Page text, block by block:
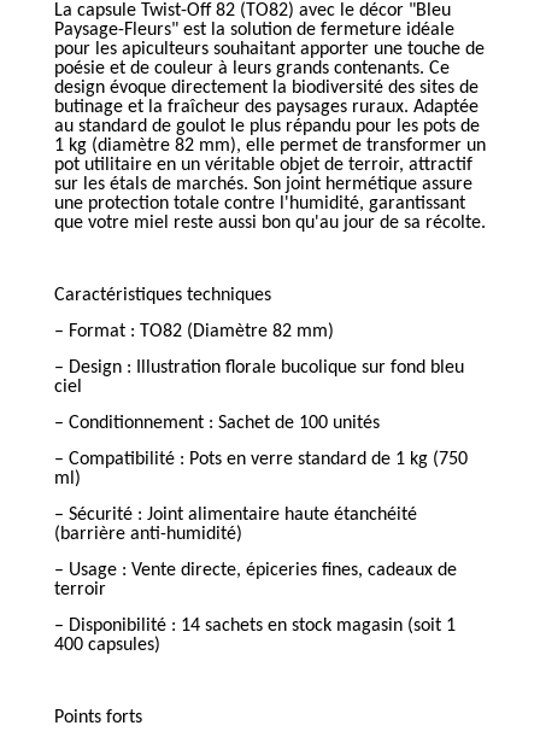
La capsule Twist-Off 82 (TO82) avec le décor "Bleu
Paysage-Fleurs" est la solution de fermeture idéale
pour les apiculteurs souhaitant apporter une touche de
poésie et de couleur à leurs grands contenants. Ce
design évoque directement la biodiversité des sites de
butinage et la fraîcheur des paysages ruraux. Adaptée
au standard de goulot le plus répandu pour les pots de
1 kg (diamètre 82 mm), elle permet de transformer un
pot utilitaire en un véritable objet de terroir, attractif
sur les étals de marchés. Son joint hermétique assure
une protection totale contre l'humidité, garantissant
que votre miel reste aussi bon qu'au jour de sa récolte.
Caractéristiques techniques
– Format : TO82 (Diamètre 82 mm)
– Design : Illustration florale bucolique sur fond bleu
ciel
– Conditionnement : Sachet de 100 unités
– Compatibilité : Pots en verre standard de 1 kg (750
ml)
– Sécurité : Joint alimentaire haute étanchéité
(barrière anti-humidité)
– Usage : Vente directe, épiceries fines, cadeaux de
terroir
– Disponibilité : 14 sachets en stock magasin (soit 1
400 capsules)
Points forts